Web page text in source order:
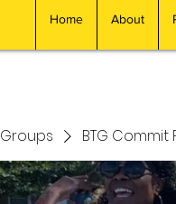
Home About
Groups BTG